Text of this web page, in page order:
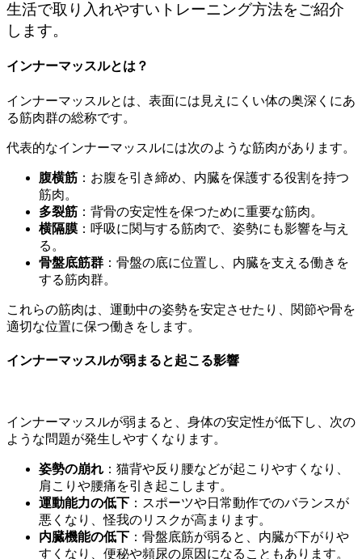
生活で取り入れやすいトレーニング方法をご紹介
します。
インナーマッスルとは？
インナーマッスルとは、表面には見えにくい体の奥深くにあ
る筋肉群の総称です。
代表的なインナーマッスルには次のような筋肉があります。
腹横筋 ：お腹を引き締め、内臓を保護する役割を持つ
筋肉。
多裂筋 ：背骨の安定性を保つために重要な筋肉。
横隔膜 ：呼吸に関与する筋肉で、姿勢にも影響を与え
る。
骨盤底筋群 ：骨盤の底に位置し、内臓を支える働きを
する筋肉群。
これらの筋肉は、運動中の姿勢を安定させたり、関節や骨を
適切な位置に保つ働きをします。
インナーマッスルが弱まると起こる影響
インナーマッスルが弱まると、身体の安定性が低下し、次の
ような問題が発生しやすくなります。
姿勢の崩れ ：猫背や反り腰などが起こりやすくなり、
肩こりや腰痛を引き起こします。
運動能力の低下 ：スポーツや日常動作でのバランスが
悪くなり、怪我のリスクが高まります。
内臓機能の低下 ：骨盤底筋が弱ると、内臓が下がりや
すくなり、便秘や頻尿の原因になることもあります。